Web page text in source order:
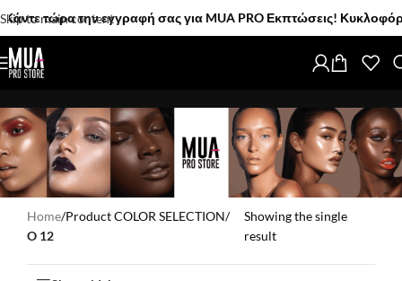
Skip to main content
τώρα την εγγραφή σας για MUA PRO Εκπτώσεις!
Home/Product COLOR SELECTION/
O 12
Showing the single
result